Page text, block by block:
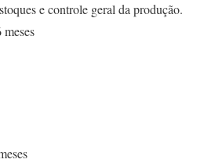
e controle geral da produção.